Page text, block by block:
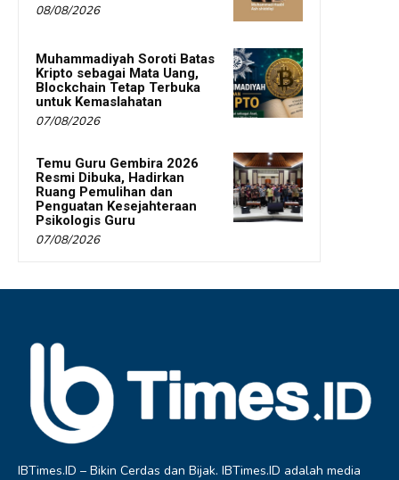
08/08/2026
Muhammadiyah Soroti Batas
Kripto sebagai Mata Uang,
Blockchain Tetap Terbuka
untuk Kemaslahatan
07/08/2026
Temu Guru Gembira 2026
Resmi Dibuka, Hadirkan
Ruang Pemulihan dan
Penguatan Kesejahteraan
Psikologis Guru
07/08/2026
IBTimes.ID – Bikin Cerdas dan Bijak. IBTimes.ID adalah media